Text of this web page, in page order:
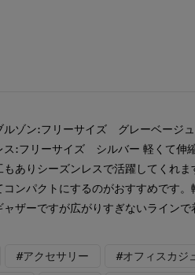
ルゾン:フリーサイズ グレーベー
:フリーサイズ シルバー 軽くて伸
もありシーズンレスで活躍してくれ
コンパクトにするのがおすすめです
ザーですが広がりすぎないラインで
#アクセサリー #オフィスカジ